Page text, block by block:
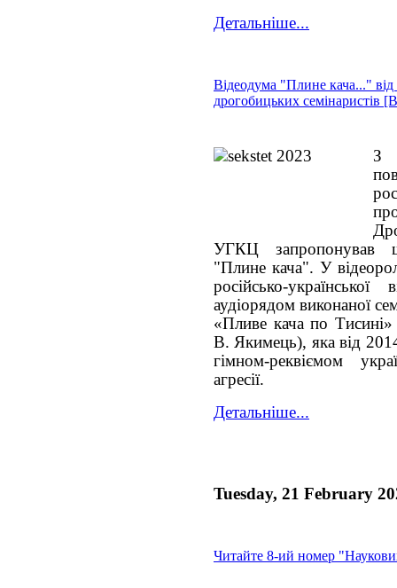
Детальніше...
Відеодума "Плине кача..." від
дрогобицьких семінаристів
З
УГКЦ запропонував
"Плине кача". У
російсько-
аудіорядом виконаної
«Пливе кача по Тисині»
В. Якимець), яка від
гімном-реквіємом
агресії.
Детальніше...
Tuesday, 21 February
Читайте 8-ий номер